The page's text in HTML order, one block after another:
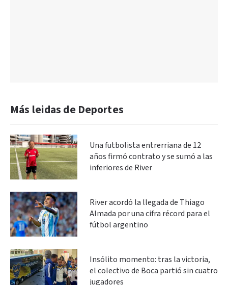
Más leidas de Deportes
Una futbolista entrerriana de 12
años firmó contrato y se sumó a las
inferiores de River
River acordó la llegada de Thiago
Almada por una cifra récord para el
fútbol argentino
Insólito momento: tras la victoria,
el colectivo de Boca partió sin cuatro
jugadores